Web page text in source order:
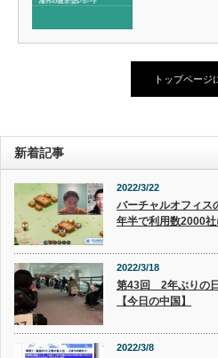
トップページ
新着記事
2022/3/22
バーチャルオフィス
年半で利用数2000社
2022/3/18
第43回 2年ぶりの
【今日の中国】
2022/3/8